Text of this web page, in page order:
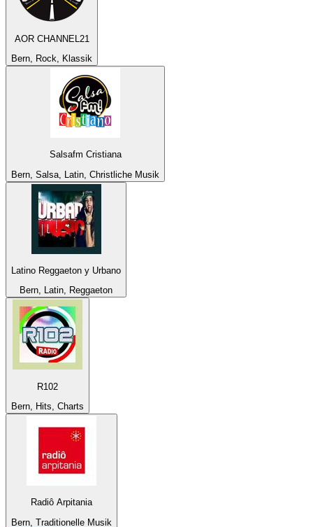
AOR CHANNEL21
Bern, Rock, Klassik
Salsafm Cristiana
Bern, Salsa, Latin, Christliche Musik
Latino Reggaeton y Urbano
Bern, Latin, Reggaeton
R102
Bern, Hits, Charts
Radiô Arpitania
Bern, Traditionelle Musik